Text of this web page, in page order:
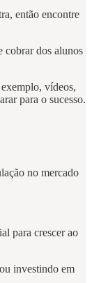
então encontre
cobrar dos alunos
vídeos,
para o sucesso.
no mercado
para crescer ao
investindo em